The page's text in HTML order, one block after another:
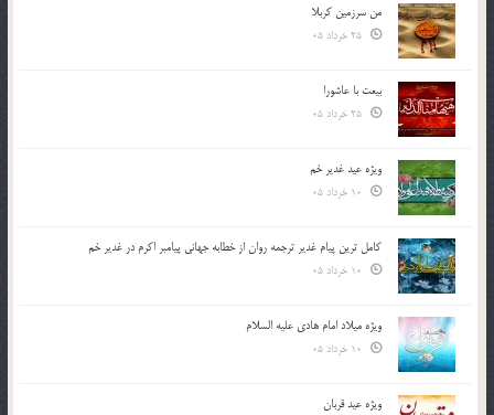
من سرزمین کربلا
بیعت با عاشورا
ویژه عید غدیر خم
کامل ترین پیام غدیر ترجمه روان از خطابه جهانی پیامبر اکرم در غدیر خم
ویژه میلاد امام هادی علیه السلام
ویژه عید قربان